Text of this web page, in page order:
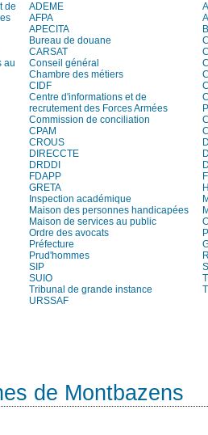
de
ADEME
AFPA
APECITA
Bureau de douane
CARSAT
au
Conseil général
Chambre des métiers
CIDF
Centre d'informations et de
recrutement des Forces Armées
Commission de conciliation
CPAM
CROUS
DIRECCTE
DRDDI
FDAPP
GRETA
Inspection académique
Maison des personnes handicapées
Maison de services au public
Ordre des avocats
Préfecture
Prud'hommes
SIP
SUIO
Tribunal de grande instance
URSSAF
de Montbazens